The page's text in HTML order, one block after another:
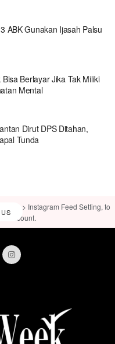
ABK Gunakan Ijasah Palsu
Berlayar Jika Tak Miliki
Mental
Dirut DPS Ditahan,
Tunda
View > Instagram Feed Setting, to
account.